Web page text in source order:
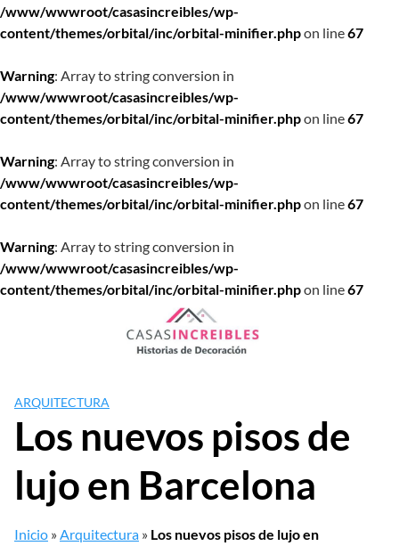
/www/wwwroot/casasincreibles/wp-
content/themes/orbital/inc/orbital-minifier.phpon line67
Warning: Array to string conversion in
/www/wwwroot/casasincreibles/wp-
content/themes/orbital/inc/orbital-minifier.phpon line67
Warning: Array to string conversion in
/www/wwwroot/casasincreibles/wp-
content/themes/orbital/inc/orbital-minifier.phpon line67
Warning: Array to string conversion in
/www/wwwroot/casasincreibles/wp-
content/themes/orbital/inc/orbital-minifier.phpon line67
ARQUITECTURA
Los nuevos pisos de
lujo en Barcelona
Inicio »Arquitectura » Los nuevos pisos de lujo en